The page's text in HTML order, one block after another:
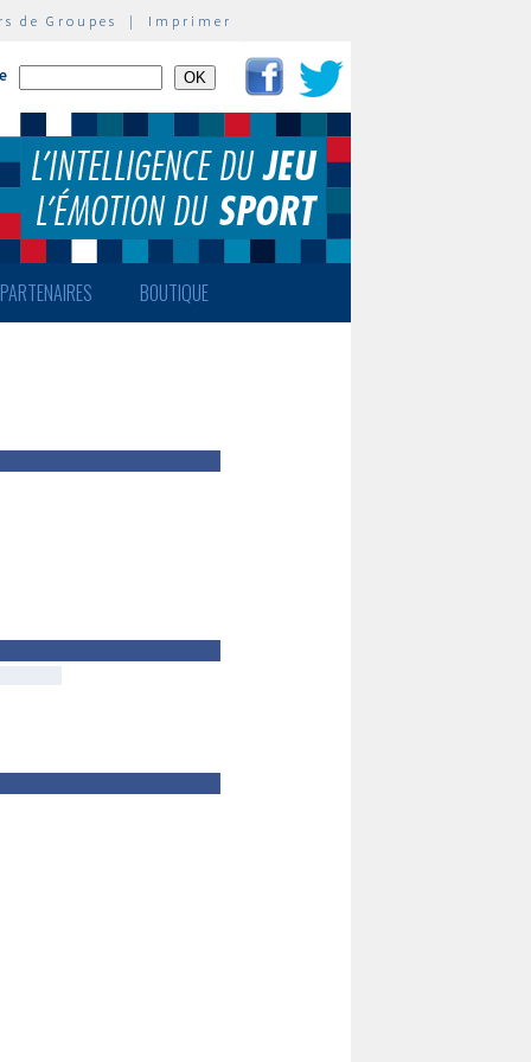
de Groupes | Imprimer
PARTENAIRES BOUTIQUE